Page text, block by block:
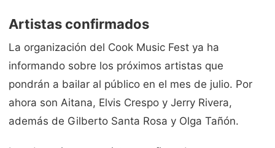
Artistas confirmados
La organización del Cook Music Fest ya ha
informando sobre los próximos artistas que
pondrán a bailar al público en el mes de julio. Por
ahora son Aitana, Elvis Crespo y Jerry Rivera,
además de Gilberto Santa Rosa y Olga Tañón.